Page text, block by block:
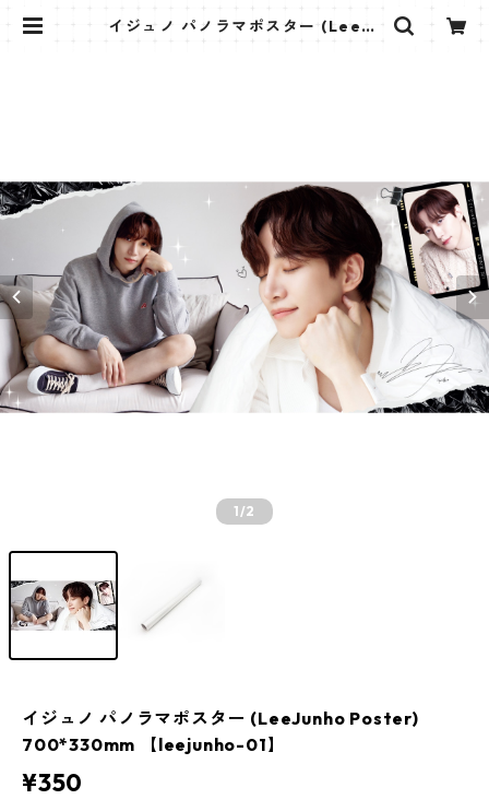
イジュノ パノラマポスター (LeeJu
1/2
イジュノ パノラマポスター (LeeJunho Poster)
700*330mm 【leejunho-01】
¥350